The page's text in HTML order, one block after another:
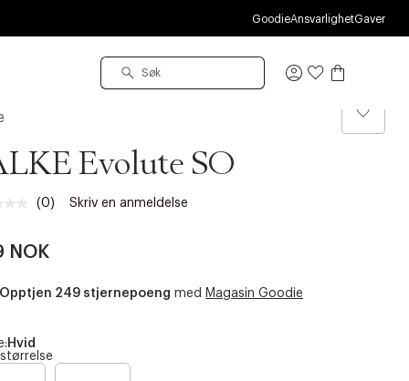
GoodieAnsvarlighetGaver
Logg
Evolute SO
Ingen
sidelenke.
(0) Skriv en anmeldelse
NOK
Opptjen 249 stjernepoeng med Magasin Goodie
Hvid